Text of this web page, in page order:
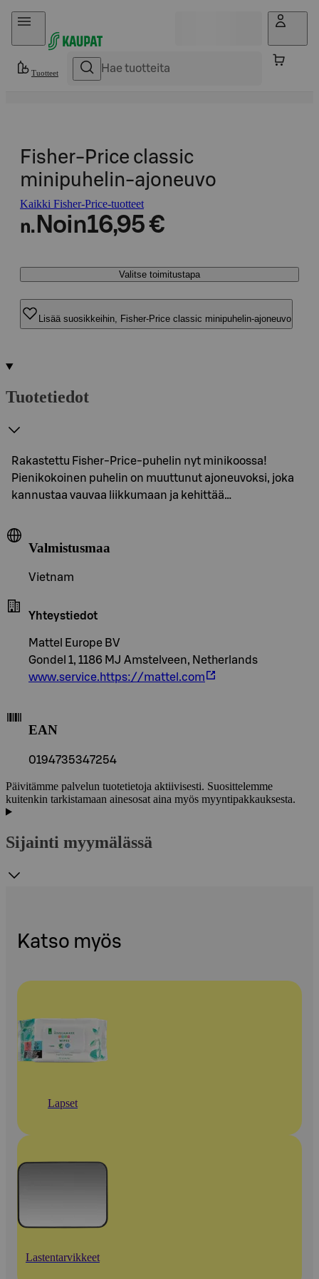
Hyppää sisältöön
Tuotteet
Fisher-Price classic
minipuhelin-ajoneuvo
Kaikki Fisher-Price-tuotteet
n. Noin16,95 €
Valitse toimitustapa
Lisää suosikkeihin, Fisher-Price classic minipuhelin-ajoneuvo
Tuotetiedot
Rakastettu Fisher-Price-puhelin nyt minikoossa!
Pienikokoinen puhelin on muuttunut ajoneuvoksi, joka
kannustaa vauvaa liikkumaan ja kehittää…
Valmistusmaa
Vietnam
Yhteystiedot
Mattel Europe BV
Gondel 1, 1186 MJ Amstelveen, Netherlands
www.service.https://mattel.com
EAN
0194735347254
Päivitämme palvelun tuotetietoja aktiivisesti. Suosittelemme
kuitenkin tarkistamaan ainesosat aina myös myyntipakkauksesta.
Sijainti myymälässä
Katso myös
Lapset
Lastentarvikkeet